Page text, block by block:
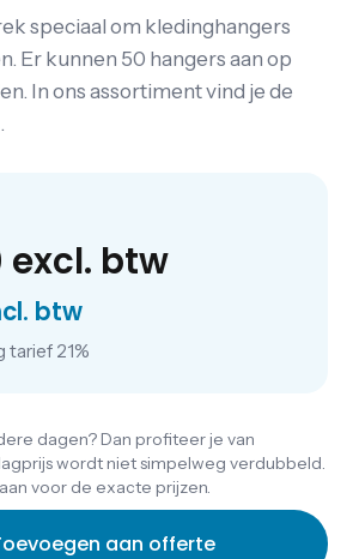
speciaal om kledinghangers
Er kunnen 50 hangers aan op
In ons assortiment vind je de
excl. btw
btw
tarief 21%
dagen? Dan profiteer je van
wordt niet simpelweg verdubbeld.
voor de exacte prijzen.
aan offerte